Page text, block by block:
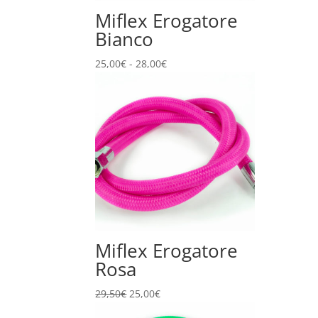
Miflex Erogatore
Bianco
25,00€ - 28,00€Fascia
prezzo:
da
25,00€
Miflex Erogatore
Rosa
29,50€ Il
25,00€Il